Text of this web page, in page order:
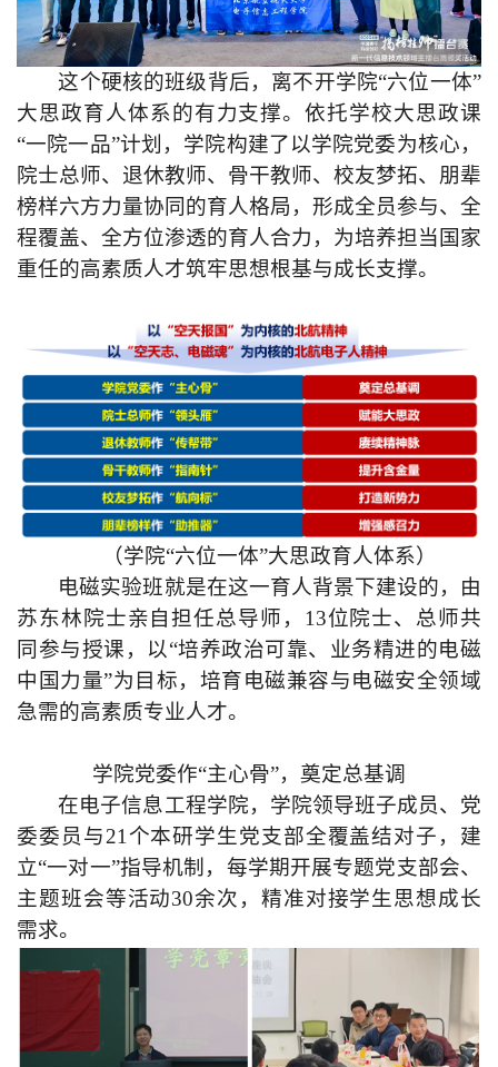
这个硬核的班级背后，离不开学院“六位一体”
大思政育人体系的有力支撑。依托学校大思政课
“一院一品”计划， 学院构建了以学院党委为核心，
院士总师、退休教师、骨干教师、校友梦拓、朋辈
榜样六方力量协同的育人格局，形成全员参与、全
程覆盖、全方位渗透的育人合力，为培养担当国家
重任的高素质人才筑牢思想根基与成长支撑。
（学院“六位一体”大思政育人体系）
电磁实验班就是在这一育人背景下建设的，由
苏东林院士亲自担任总导师，13位院士、总师共
同参与授课，以“培养政治可靠、业务精进的电磁
中国力量”为目标，培育电磁兼容与电磁安全领域
急需的高素质专业人才。
学院党委作“主心骨”，奠定总基调
在电子信息工程学院，学院领导班子成员、党
委委员与21个本研学生党支部全覆盖结对子，建
立“一对一”指导机制，每学期开展专题党支部会、
主题班会等活动30余次，精准对接学生思想成长
需求。